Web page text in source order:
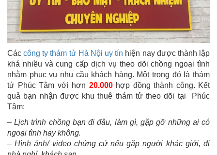
Cáccông ty thám tử Hà Nội uy tín hiện nay được thành lập
khá nhiều và cung cấp dịch vụ theo dõi chồng ngoại tình
nhằm phục vụ nhu cầu khách hàng. Một trong đó là thám
tử Phúc Tâm với hơn 20.000hợp đồng thành công. Kết
quả bạn nhận được khu thuê thám tử theo dõi tại Phúc
Tâm:
– Lịch trình chồng bạn đi đâu, làm gì, gặp gỡ những ai có
ngoại tình hay không.
– Hình ảnh/ video chứng cứ nếu gặp người khác giới, đi